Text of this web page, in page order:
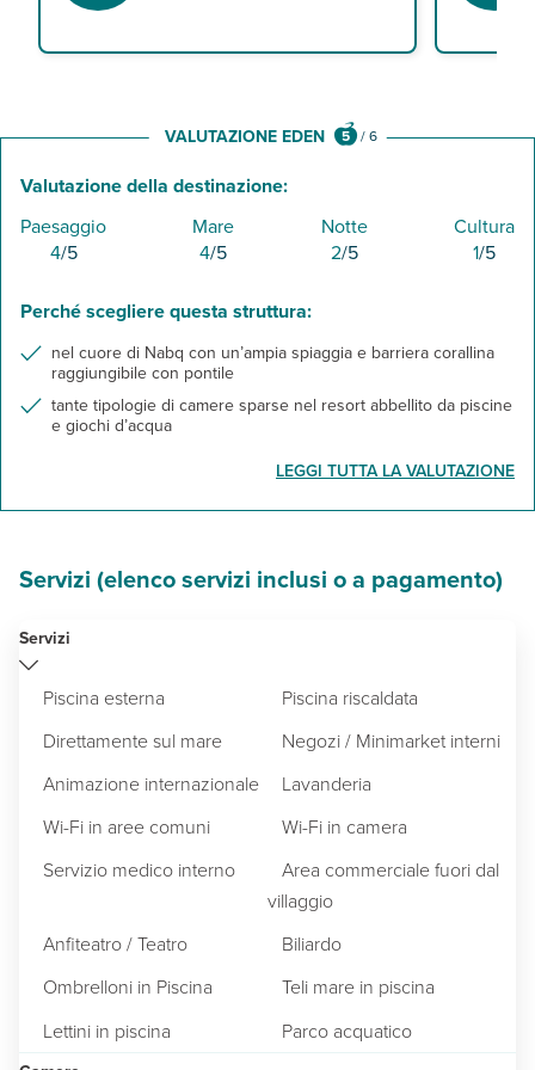
VALUTAZIONE EDEN 5 /6
Valutazione della destinazione:
Paesaggio
4/5
Mare
4/5
Notte
2/5
Cultura
1/5
Perché scegliere questa struttura:
nel cuore di Nabq con un’ampia spiaggia e barriera corallina
raggiungibile con pontile
tante tipologie di camere sparse nel resort abbellito da piscine
e giochi d’acqua
LEGGI TUTTA LA VALUTAZIONE
Servizi (elenco servizi inclusi o a pagamento)
Servizi
Piscina esterna
Piscina riscaldata
Direttamente sul mare
Negozi / Minimarket interni
Animazione internazionale
Lavanderia
Wi-Fi in aree comuni
Wi-Fi in camera
Servizio medico interno
Area commerciale fuori dal
villaggio
Anfiteatro / Teatro
Biliardo
Ombrelloni in Piscina
Teli mare in piscina
Lettini in piscina
Parco acquatico